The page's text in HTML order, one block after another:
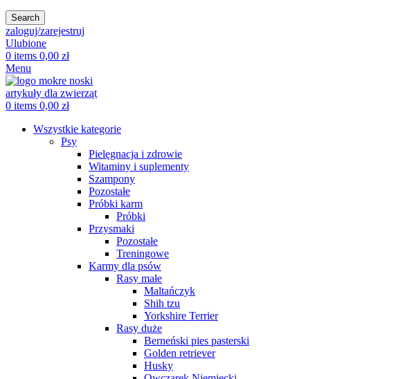
Search
zaloguj/zarejestruj
Ulubione
0 items 0,00 zł
Menu
0 items 0,00 zł
Wszystkie kategorie
Psy
Pielęgnacja i zdrowie
Witaminy i suplementy
Szampony
Pozostałe
Próbki karm
Próbki
Przysmaki
Pozostałe
Treningowe
Karmy dla psów
Rasy małe
Maltańczyk
Shih tzu
Yorkshire Terrier
Rasy duże
Berneński pies pasterski
Golden retriever
Husky